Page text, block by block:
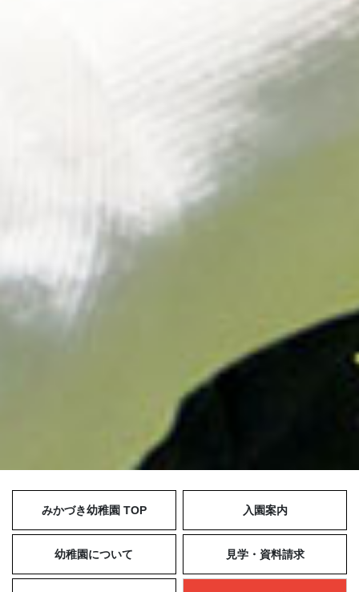
みかづき幼稚園 TOP 入園案内
幼稚園について 見学・資料請求